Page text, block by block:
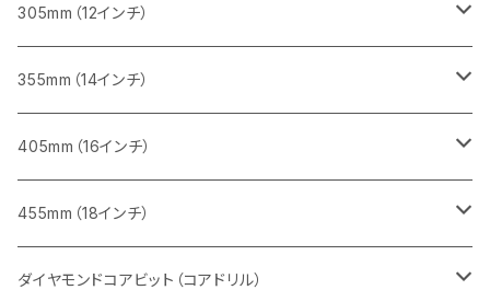
鋳鉄管切断用
ヒューム管・U字溝切断用
インターロッキング切断用
鋳鉄管切断用
ヒューム管・U字溝切断用
FRP切断用
塩ビ管・キッチンパネル切断用
インターロッキング切断用
鋳鉄管切断用
ヒューム管・U字溝切断用
レンガ切断用
インターロッキング切断用
鋳鉄管切断用
ヒューム管・U字溝切断用
ブロック切断用
レンガ切断用
インターロッキング切断用
鋳鉄管切断用
ヒューム管・U字溝切断用
コンクリート切断用
ブロック切断用
レンガ切断用
インターロッキング切断用
鋳鉄管切断用
コンクリート切断用
一般道路カッター用
ブロック切断用
レンガ切断用
インターロッキング切断用
一般道路カッター用
ヒューム管・U字溝切断用
305mm（12インチ）
みかげ石（御影石）切断用
セグメント
セグメント（特殊凹凸加工チップ
鉄筋コンクリート切断用
セグメントタイプ
コンクリート切断用
セグメント
ブロック切断用
355mm（14インチ）
みかげ石（御影石）切断用
セグメント
セグメント（特殊凸凹加工チップ
鉄筋コンクリート切断用
セグメントタイプ
コンクリート切断用
405mm（16インチ）
みかげ石（御影石）切断用
セグメントタイプ
コンクリート切断用
455mm（18インチ）
道路コンクリート切断用
ダイヤモンドコアビット（コアドリル）